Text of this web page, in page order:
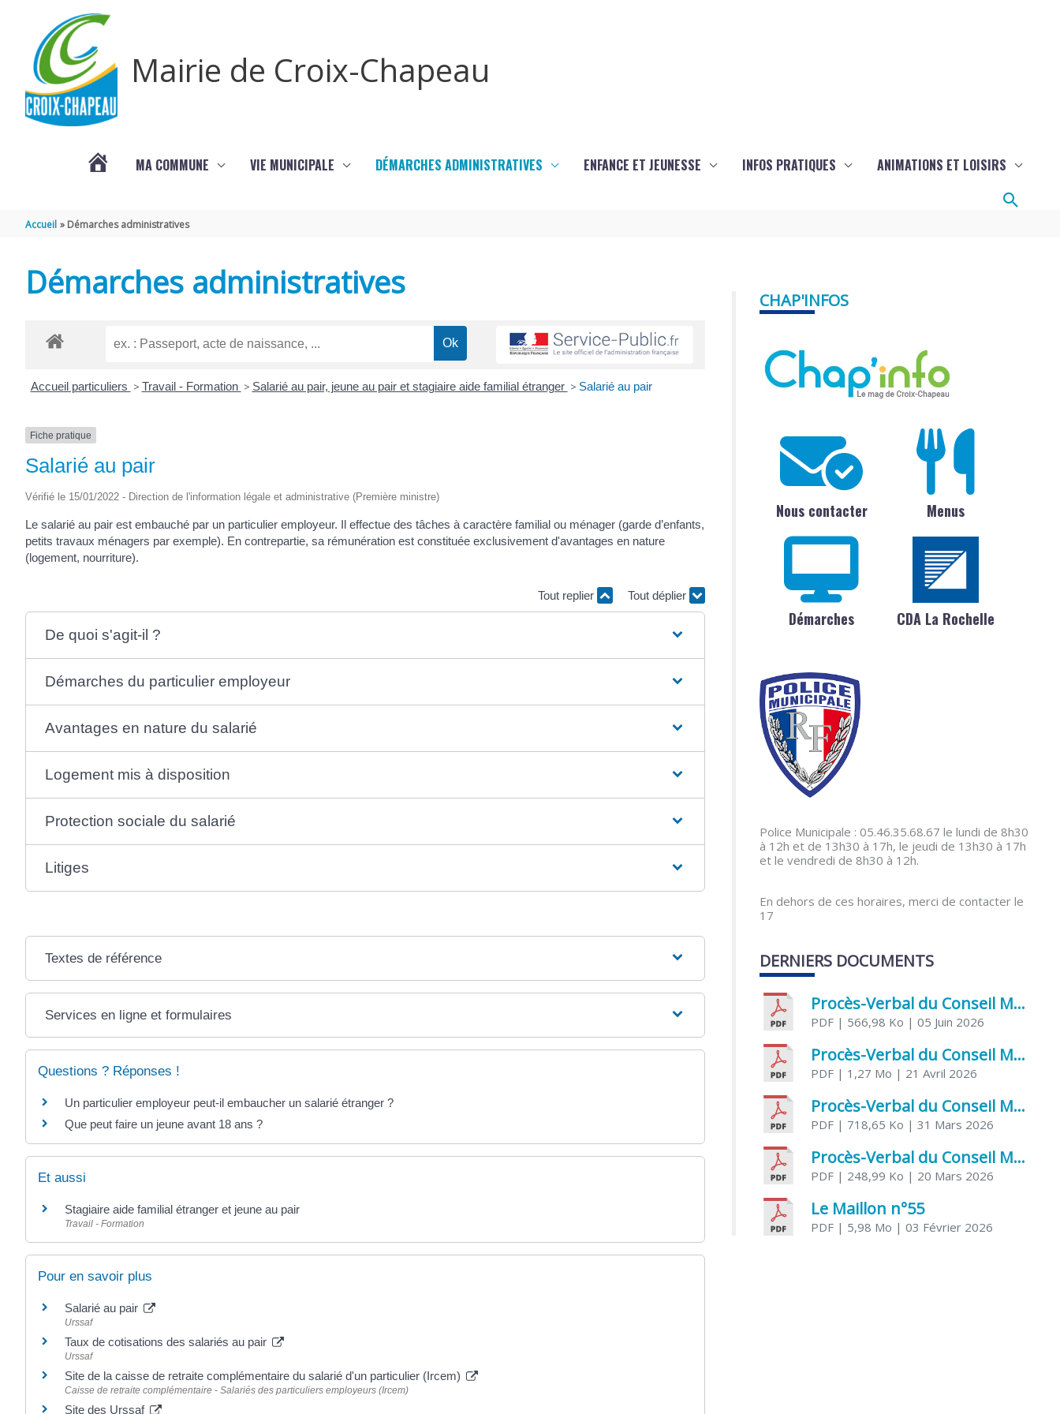
Mairie de Croix-Chapeau
MA COMMUNE VIE MUNICIPALE DÉMARCHES ADMINISTRATIVES ENFANCE ET JEUNESSE INFOS PRATIQUES ANIMATIONS ET LOISIRS
Accueil Démarches administratives
Démarches administratives
Accueil particuliers > Travail - Formation > Salarié au pair, jeune au pair et stagiaire aide familial étranger > Salarié au pair
Fiche pratique
Salarié au pair
Vérifié le 15/01/2022 - Direction de l'information légale et administrative (Première ministre)
Le salarié au pair est embauché par un particulier employeur. Il effectue des tâches à caractère familial ou ménager (garde d’enfants,
petits travaux ménagers par exemple). En contrepartie, sa rémunération est constituée exclusivement d'avantages en nature
(logement, nourriture).
Tout replier Tout déplier
De quoi s'agit-il ?
Démarches du particulier employeur
Avantages en nature du salarié
Logement mis à disposition
Protection sociale du salarié
Litiges
Textes de référence
Services en ligne et formulaires
Questions ? Réponses !
Un particulier employeur peut-il embaucher un salarié étranger ?
Que peut faire un jeune avant 18 ans ?
Et aussi
Stagiaire aide familial étranger et jeune au pair
Travail - Formation
Pour en savoir plus
Salarié au pair
Urssaf
Taux de cotisations des salariés au pair
Urssaf
Site de la caisse de retraite complémentaire du salarié d'un particulier (Ircem)
Caisse de retraite complémentaire - Salariés des particuliers employeurs (Ircem)
Site des Urssaf
CHAP'INFOS
Nous contacter Menus
Démarches CDA La Rochelle
Police Municipale : 05.46.35.68.67 le lundi de 8h30
à 12h et de 13h30 à 17h, le jeudi de 13h30 à 17h
et le vendredi de 8h30 à 12h.
En dehors de ces horaires, merci de contacter le
17
DERNIERS DOCUMENTS
Procès-Verbal du Conseil Municipal du 5 juin 2026
PDF | 566,98 Ko | 05 Juin 2026
Procès-Verbal du Conseil Municipal du 21 avril 2026
PDF | 1,27 Mo | 21 Avril 2026
Procès-Verbal du Conseil Municipal du 31 mars 2026
PDF | 718,65 Ko | 31 Mars 2026
Procès-Verbal du Conseil Municipal du 20 mars 2026
PDF | 248,99 Ko | 20 Mars 2026
Le Maillon n°55
PDF | 5,98 Mo | 03 Février 2026